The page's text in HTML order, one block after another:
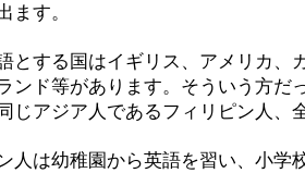
ます。
とする国はイギリス、アメリカ、
ンド等があります。そういう方だ
じアジア人であるフィリピン人、
人は幼稚園から英語を習い、小学